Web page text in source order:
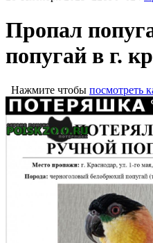
Пропал
попугай в г.
Нажмите чтобы посмотреть